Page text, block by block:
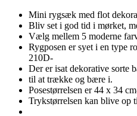
Mini rygsæk med flot
Bliv set i god tid i mørket,
Vælg mellem 5 moderne
Rygposen er syet i en type
210D-
Der er isat dekorative sorte
til at trække og bære i.
Posestørrelsen er 44 x 34
Trykstørrelsen kan blive op